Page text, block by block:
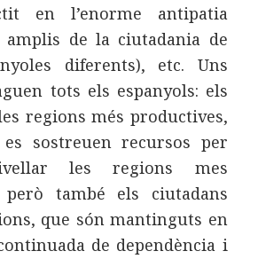
en l’enorme antipatia
amplis de la ciutadania de
diferents), etc. Uns
tots els espanyols: els
regions més productives,
sostreuen recursos per
les regions mes
però també els ciutadans
que són mantinguts en
de dependència i